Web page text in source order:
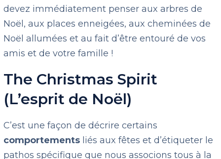
devez immédiatement penser aux arbres de
Noël, aux places enneigées, aux cheminées de
Noël allumées et au fait d’être entouré de vos
amis et de votre famille !
The Christmas Spirit
(L’esprit de Noël)
C’est une façon de décrire certains
comportements liés aux fêtes et d’étiqueter le
pathos spécifique que nous associons tous à la